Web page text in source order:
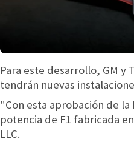
Para este desarrollo, GM
tendrán nuevas
"Con esta aprobación de
potencia de F1 fabricada
LLC.